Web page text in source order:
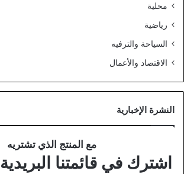
محلية
رياضية
السياحة والترفيه
الاقتصاد والأعمال
النشرة الإخبارية
مع المنتج الذي تشتريه
اشترك في قائمتنا